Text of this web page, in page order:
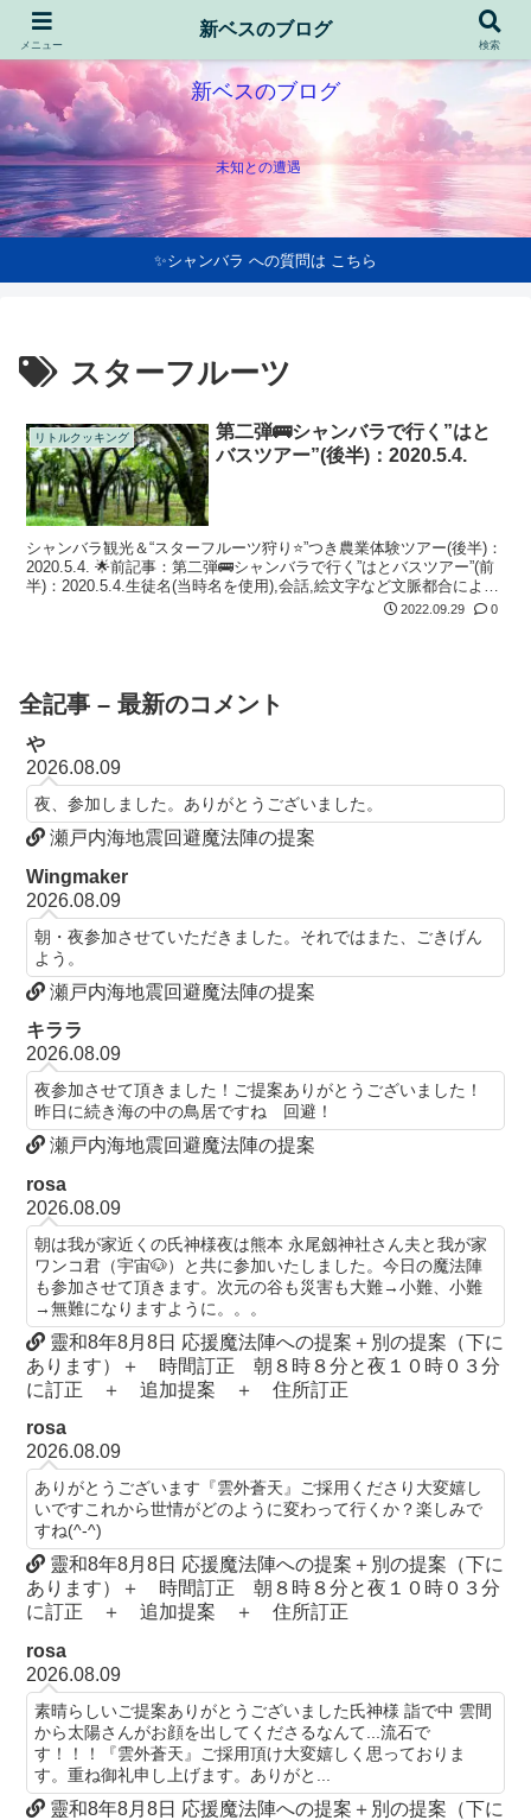
新ベスのブログ
未知との遭遇
✨シャンバラ への質問は こちら
スターフルーツ
リトルクッキング
第二弾🚌シャンバラで行く”はと
バスツアー”(後半)：2020.5.4.
シャンバラ観光＆“スターフルーツ狩り⭐️”つき農業体験ツアー(後半)：
2020.5.4. 🌟前記事：第二弾🚌シャンバラで行く”はとバスツアー”(前
半)：2020.5.4.生徒名(当時名を使用),会話,絵文字など文脈都合により
2022.09.29 0
全記事 – 最新のコメント
や
2026.08.09
夜、参加しました。ありがとうございました。
瀬戸内海地震回避魔法陣の提案
Wingmaker
2026.08.09
朝・夜参加させていただきました。それではまた、ごきげん
よう。
瀬戸内海地震回避魔法陣の提案
キララ
2026.08.09
夜参加させて頂きました！ご提案ありがとうございました！
昨日に続き海の中の鳥居ですね 回避！
瀬戸内海地震回避魔法陣の提案
rosa
2026.08.09
朝は我が家近くの氏神様夜は熊本 永尾劔神社さん夫と我が家
ワンコ君（宇宙🐶）と共に参加いたしました。今日の魔法陣
も参加させて頂きます。次元の谷も災害も大難→小難、小難
→無難になりますように。。。
靈和8年8月8日 応援魔法陣への提案＋別の提案（下に
あります）＋ 時間訂正 朝８時８分と夜１０時０３分
に訂正 ＋ 追加提案 ＋ 住所訂正
rosa
2026.08.09
ありがとうございます『雲外蒼天』ご採用くださり大変嬉し
いですこれから世情がどのように変わって行くか？楽しみで
すね(^-^)
靈和8年8月8日 応援魔法陣への提案＋別の提案（下に
あります）＋ 時間訂正 朝８時８分と夜１０時０３分
に訂正 ＋ 追加提案 ＋ 住所訂正
rosa
2026.08.09
素晴らしいご提案ありがとうございました氏神様 詣で中 雲間
から太陽さんがお顔を出してくださるなんて...流石で
す！！！『雲外蒼天』ご採用頂け大変嬉しく思っておりま
す。重ね御礼申し上げます。ありがと...
靈和8年8月8日 応援魔法陣への提案＋別の提案（下に
メニュー
新ベスのブログ
検索